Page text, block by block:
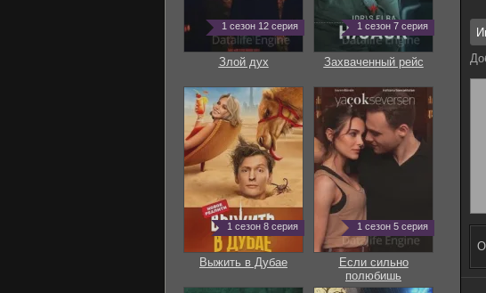
1 сезон 12 серия
Злой дух
1 сезон 7 серия
Захваченный рейс
1 сезон 8 серия
Выжить в Дубае
1 сезон 5 серия
Если сильно
полюбишь